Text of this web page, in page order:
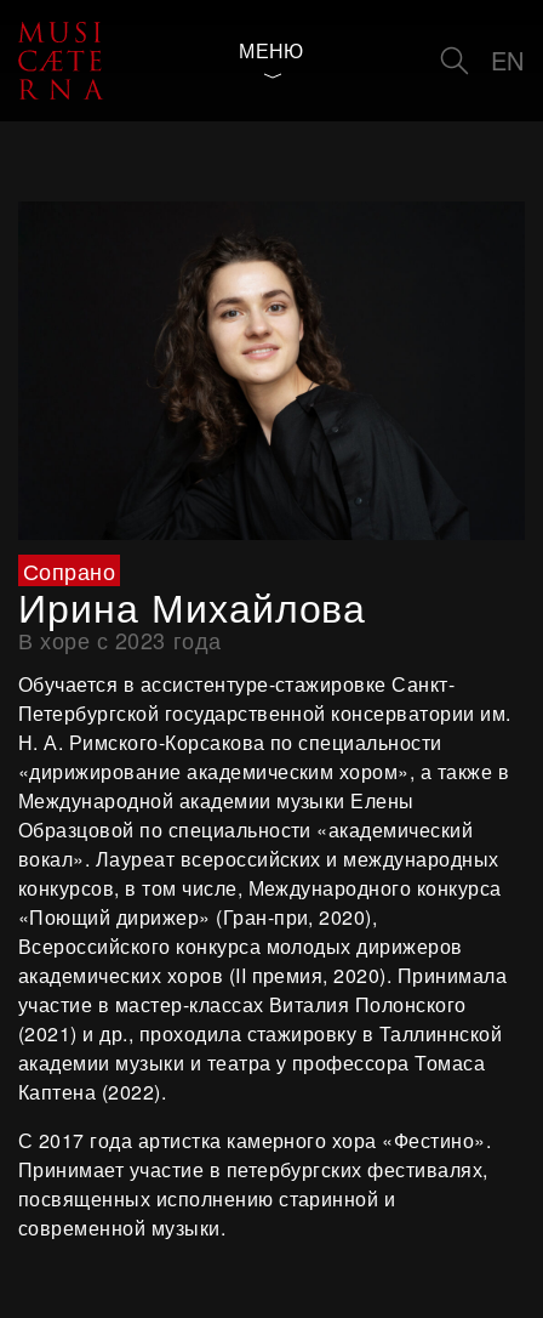
МЕНЮ EN
Сопрано
Ирина Михайлова
В хоре с 2023 года
Обучается в ассистентуре-стажировке Санкт-
Петербургской государственной консерватории им.
Н. А. Римского-Корсакова по специальности
«дирижирование академическим хором», а также в
Международной академии музыки Елены
Образцовой по специальности «академический
вокал». Лауреат всероссийских и международных
конкурсов, в том числе, Международного конкурса
«Поющий дирижер» (Гран-при, 2020),
Всероссийского конкурса молодых дирижеров
академических хоров (II премия, 2020). Принимала
участие в мастер-классах Виталия Полонского
(2021) и др., проходила стажировку в Таллиннской
академии музыки и театра у профессора Томаса
Каптена (2022).
С 2017 года артистка камерного хора «Фестино».
Принимает участие в петербургских фестивалях,
посвященных исполнению старинной и
современной музыки.